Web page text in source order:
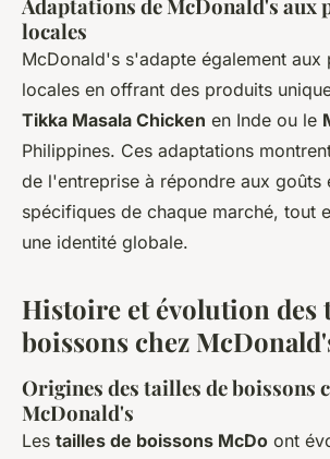
Adaptations de McDonald's aux
locales
McDonald's s'adapte également aux
locales en offrant des produits
Tikka Masala Chicken en Inde ou le
Philippines. Ces adaptations
de l'entreprise à répondre aux goûts
spécifiques de chaque marché, tout
une identité globale.
Histoire et évolution des
boissons chez
Origines des tailles de boissons
McDonald's
Les tailles de boissons McDo ont